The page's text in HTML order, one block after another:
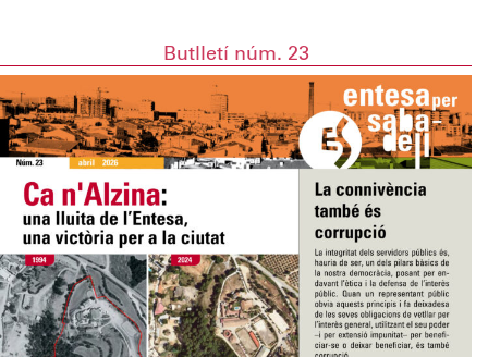
Butlletí núm. 23